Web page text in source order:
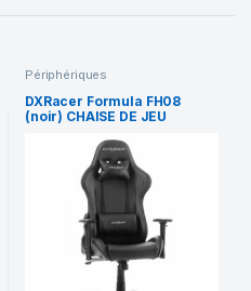
Périphériques
DXRacer Formula FH08
(noir) CHAISE DE JEU